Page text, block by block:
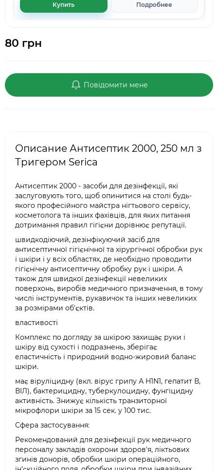
Купить Подробнее
80 грн
Повідомити мене
Описание Антисептик 2000, 250 мл з
Тригером Serica
Антисептик 2000 - засоби для дезінфекції, які
заслуговують того, щоб опинитися на столі будь-
якого професійного майстра нігтьового сервісу,
косметолога та інших фахівців, для яких питання
дотримання правил гігієни дорівнює репутації.
швидкодіючий, дезінфікуючий засіб для
антисептичної гігієнічної та хірургічної обробки рук
і шкіри і у всіх областях, де необхідно проводити
гігієнічну антисептичну обробку рук і шкіри. А
також для швидкої дезінфекції невеликих
поверхонь, виробів медичного призначення, в тому
числі інструментів, рукавичок та інших невеликих
за розмірами об'єктів.
властивості
Комплекс по догляду за шкірою захищає руки і
шкіру від сухості і подразнень, зберігає
еластичність і природний водно-жировий баланс
шкіри.
має віруліцидну (вкл. вірус грипу А H1N1, гепатит В,
ВІЛ), бактерицидну, туберкулоцидну, фунгіцидну
активність. Знижує кількість транзиторної
мікрофлори шкіри за 15 сек. у 100 тис.
Сфера застосування:
Рекомендований для дезінфекції рук медичного
персоналу закладів охорони здоров'я, ліктьових
згинів донорів, обробки шкіри операційного,